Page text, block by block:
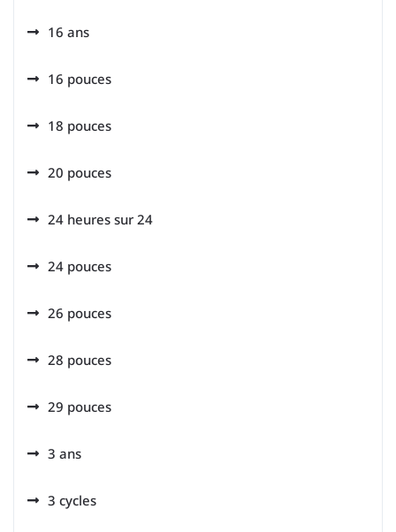
16 ans
16 pouces
18 pouces
20 pouces
24 heures sur 24
24 pouces
26 pouces
28 pouces
29 pouces
3 ans
3 cycles